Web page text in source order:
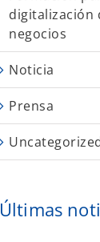
digitalización
negocios
Noticia
Prensa
Últimas